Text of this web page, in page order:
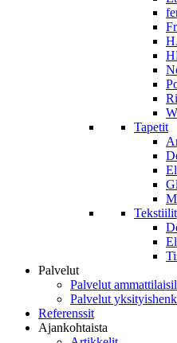
Tapetit
Tekstiilit
Palvelut
Palvelut
Palvelut
Referenssit
Ajankohtaista